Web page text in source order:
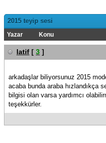
2015 teyip sesi
Yazar Konu
latif [ 3 ]
arkadaşlar biliyorsunuz 2015
acaba bunda araba hızlandıkça
bilgisi olan varsa yardımcı
teşekkürler.